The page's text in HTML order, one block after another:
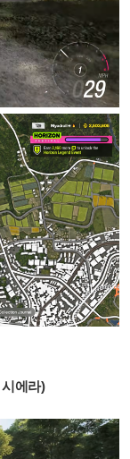
에라)